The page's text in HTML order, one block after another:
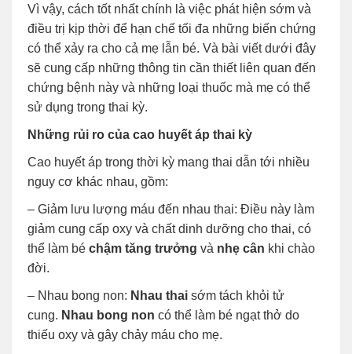
Vì vậy, cách tốt nhất chính là việc phát hiện sớm và
điều trị kịp thời để hạn chế tối đa những biến chứng
có thể xảy ra cho cả mẹ lẫn bé. Và bài viết dưới đây
sẽ cung cấp những thông tin cần thiết liên quan đến
chứng bệnh này và những loại thuốc mà mẹ có thể
sử dụng trong thai kỳ.
Những rủi ro của cao huyết áp thai kỳ
Cao huyết áp trong thời kỳ mang thai dẫn tới nhiều
nguy cơ khác nhau, gồm:
– Giảm lưu lượng máu đến nhau thai: Điều này làm
giảm cung cấp oxy và chất dinh dưỡng cho thai, có
thể làm bé chậm tăng trưởng và nhẹ cân khi chào
đời.
– Nhau bong non: Nhau thai sớm tách khỏi tử
cung. Nhau bong non có thể làm bé ngạt thở do
thiếu oxy và gây chảy máu cho mẹ.